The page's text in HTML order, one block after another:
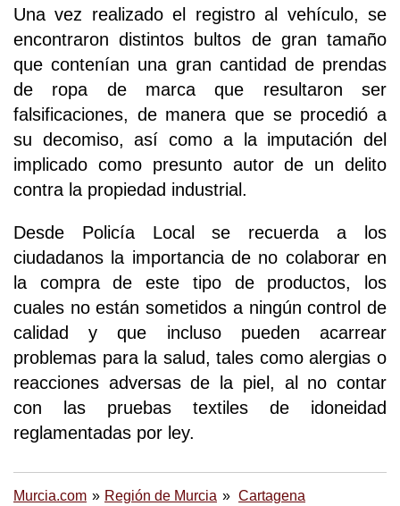
Una vez realizado el registro al vehículo, se
encontraron distintos bultos de gran tamaño
que contenían una gran cantidad de prendas
de ropa de marca que resultaron ser
falsificaciones, de manera que se procedió a
su decomiso, así como a la imputación del
implicado como presunto autor de un delito
contra la propiedad industrial.
Desde Policía Local se recuerda a los
ciudadanos la importancia de no colaborar en
la compra de este tipo de productos, los
cuales no están sometidos a ningún control de
calidad y que incluso pueden acarrear
problemas para la salud, tales como alergias o
reacciones adversas de la piel, al no contar
con las pruebas textiles de idoneidad
reglamentadas por ley.
Murcia.com Región de Murcia Cartagena